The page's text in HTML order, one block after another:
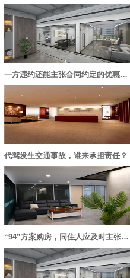
一方违约还能主张合同约定的优惠内容吗？
代驾发生交通事故，谁来承担责任？
“94”方案购房，同住人应及时主张产权份额，否则失去胜诉权